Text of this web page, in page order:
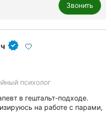
Звонить
психолог
в гештальт-подходе.
на работе с парами,